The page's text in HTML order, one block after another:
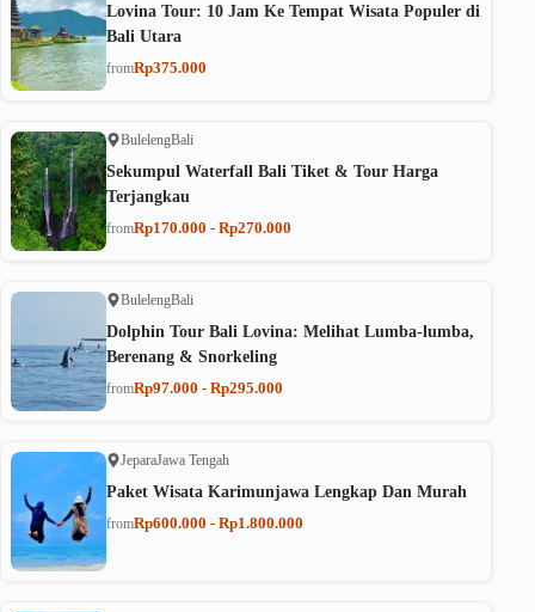
Lovina Tour: 10 Jam Ke Tempat Wisata Populer di
Bali Utara
fromRp375.000
BulelengBali
Sekumpul Waterfall Bali Tiket & Tour Harga
Terjangkau
fromRp170.000 - Rp270.000
BulelengBali
Dolphin Tour Bali Lovina: Melihat Lumba-lumba,
Berenang & Snorkeling
fromRp97.000 - Rp295.000
JeparaJawa Tengah
Paket Wisata Karimunjawa Lengkap Dan Murah
fromRp600.000 - Rp1.800.000